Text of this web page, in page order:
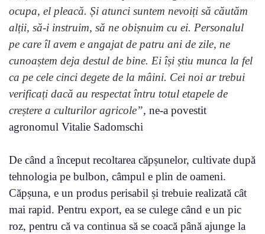
ocupa, el pleacă. Și atunci suntem nevoiți să căutăm
alții, să-i instruim, să ne obișnuim cu ei. Personalul
pe care îl avem e angajat de patru ani de zile, ne
cunoaștem deja destul de bine. Ei își știu munca la fel
ca pe cele cinci degete de la mâini. Cei noi ar trebui
verificați dacă au respectat întru totul etapele de
creștere a culturilor agricole”, ne-a povestit
agronomul Vitalie Sadomschi
De când a început recoltarea căpșunelor, cultivate după
tehnologia pe bulbon, câmpul e plin de oameni.
Căpșuna, e un produs perisabil și trebuie realizată cât
mai rapid. Pentru export, ea se culege când e un pic
roz, pentru că va continua să se coacă până ajunge la